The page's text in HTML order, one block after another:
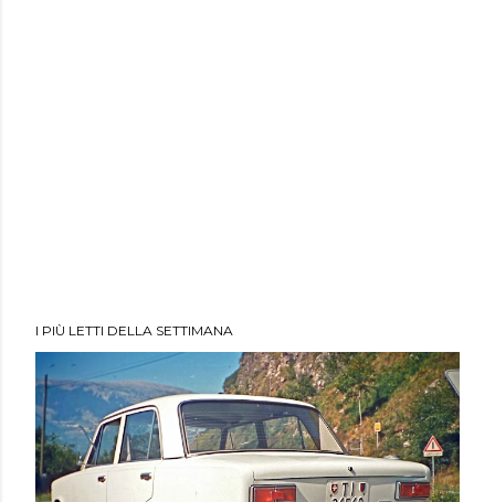
I PIÙ LETTI DELLA SETTIMANA